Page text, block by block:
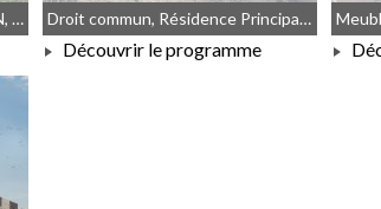
Résidence Principale, JEANBRUN, Meublé non géré, Droit commun Droit commun, Résidence Principale, JEANBRUN, Meublé non géré
Découvrir le programme